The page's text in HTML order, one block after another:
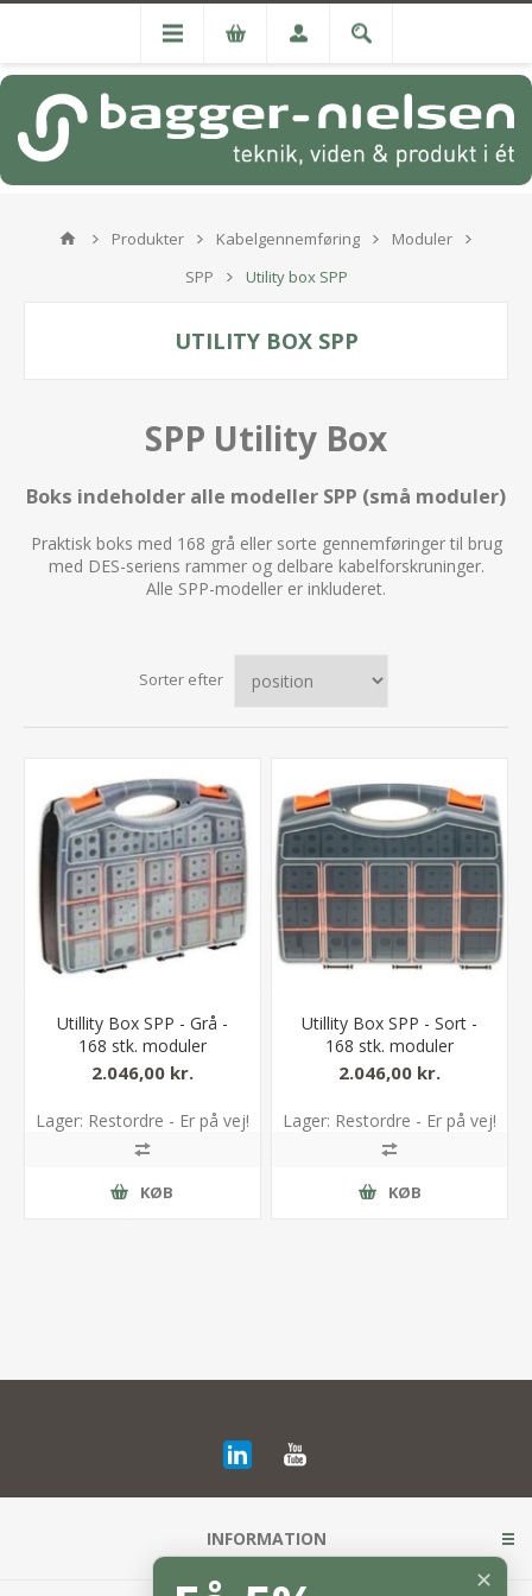
Produkter Kabelgennemføring
Moduler
SPP
Utility box SPP
UTILITY BOX SPP
SPP Utility Box
Boks indeholder alle modeller SPP (små moduler)
Praktisk boks med 168 grå eller sorte gennemføringer til brug
med DES-seriens rammer og delbare kabelforskruninger.
Alle SPP-modeller er inkluderet.
Sorter efter
Utillity Box SPP - Grå -
168 stk. moduler
2.046,00 kr.
Lager: Restordre - Er på vej!
KØB
Utillity Box SPP - Sort -
168 stk. moduler
2.046,00 kr.
Lager: Restordre - Er på vej!
KØB
INFORMATION
✕